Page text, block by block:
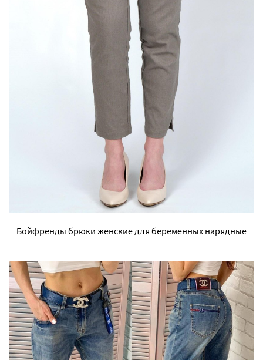
Бойфренды брюки женские для беременных нарядные